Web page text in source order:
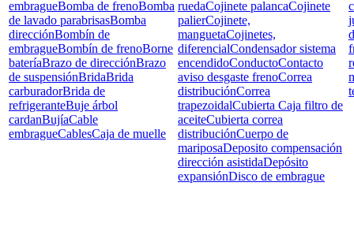
embragueBomba de frenoBomba
de lavado parabrisasBomba
direcciónBombín de
embragueBombín de frenoBorne
bateríaBrazo de direcciónBrazo
de suspensiónBridaBrida
carburadorBrida de
refrigeranteBuje árbol
cardanBujíaCable
embragueCablesCaja de muelle
ruedaCojinete palancaCojinete
palierCojinete,
manguetaCojinetes,
diferencialCondensador sistema
encendidoConductoContacto
aviso desgaste frenoCorrea
distribuciónCorrea
trapezoidalCubierta Caja filtro de
aceiteCubierta correa
distribuciónCuerpo de
mariposaDeposito compensación
dirección asistidaDepósito
expansiónDisco de embrague